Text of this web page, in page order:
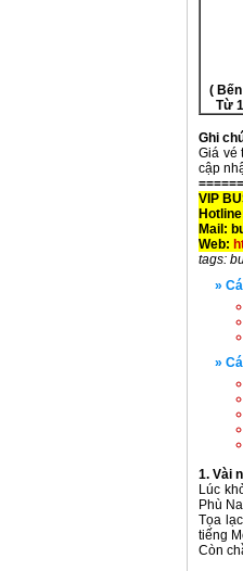
(
Từ
Ghi
Giá vé
cập
VIP
Mail:
Web:
tags:
»
»
1. Vài
Lúc
Phù
Tọa
tiếng
Còn